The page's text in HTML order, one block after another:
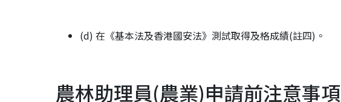
(d) 在《基本法及香港國安法》測試取得及格成績(註四)。
農林助理員(農業)申請前注意事項